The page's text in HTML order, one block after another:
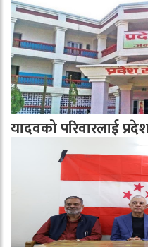
यादवको परिवारलाई